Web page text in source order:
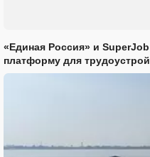
«Единая Россия» и
платформу для